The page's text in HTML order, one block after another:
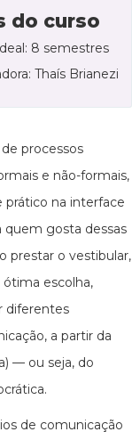
do curso
8 semestres
Thaís Brianezi
processos
e não-formais,
na interface
quem gosta dessas
prestar o vestibular,
escolha,
diferentes
a partir da
— ou seja, do
de comunicação